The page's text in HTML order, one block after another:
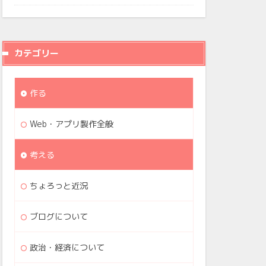
カテゴリー
作る
Web・アプリ製作全般
考える
ちょろっと近況
ブログについて
政治・経済について